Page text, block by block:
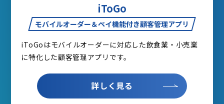
iToGo
モバイルオーダー＆ペイ機能付き顧客管理アプリ
iToGoはモバイルオーダーに対応した飲食業・小売業
に特化した顧客管理アプリです。
詳しく見る